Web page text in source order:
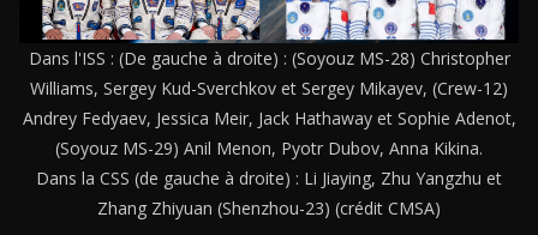
Dans l'ISS : (De gauche à droite) : (Soyouz MS-28) Christopher
Williams, Sergey Kud-Sverchkov et Sergey Mikayev, (Crew-12)
Andrey Fedyaev, Jessica Meir, Jack Hathaway et Sophie Adenot,
(Soyouz MS-29) Anil Menon, Pyotr Dubov, Anna Kikina.
Dans la CSS (de gauche à droite) : Li Jiaying, Zhu Yangzhu et
Zhang Zhiyuan (Shenzhou-23) (crédit CMSA)